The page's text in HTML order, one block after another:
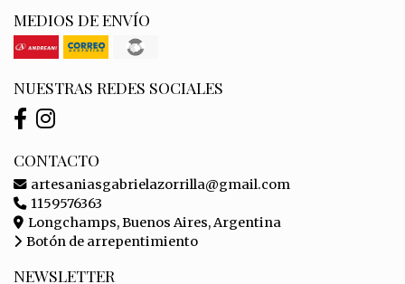
MEDIOS DE ENVÍO
NUESTRAS REDES SOCIALES
CONTACTO
artesaniasgabrielazorrilla@gmail.com
1159576363
Longchamps, Buenos Aires, Argentina
Botón de arrepentimiento
NEWSLETTER